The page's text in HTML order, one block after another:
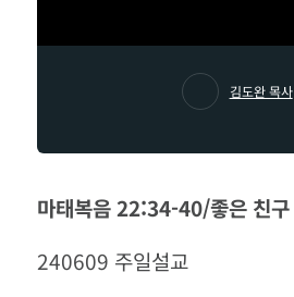
김도완 목사
마태복음22:34-40/좋은 친구
240609 주일설교